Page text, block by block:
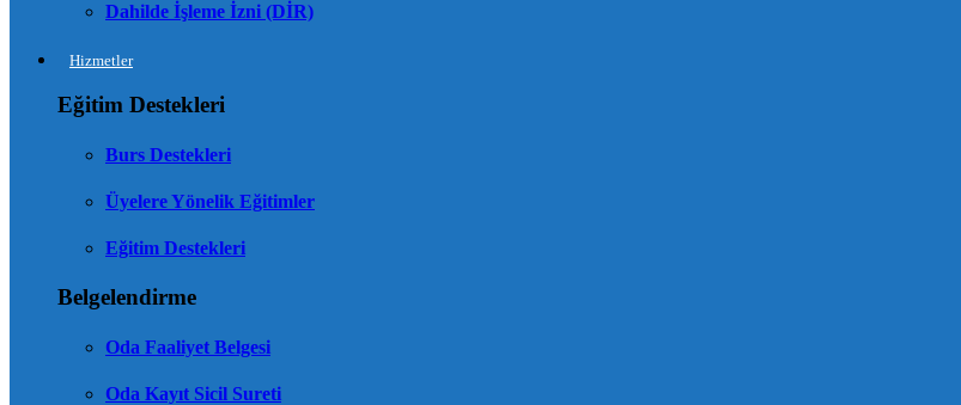
Dahilde İşleme İzni (DİR)
Hizmetler
Eğitim Destekleri
Burs Destekleri
Üyelere Yönelik Eğitimler
Eğitim Destekleri
Belgelendirme
Oda Faaliyet Belgesi
Oda Kayıt Sicil Sureti